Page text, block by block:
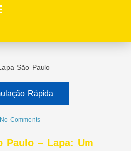
Rápida
No Comments
Paulo – Lapa: Um